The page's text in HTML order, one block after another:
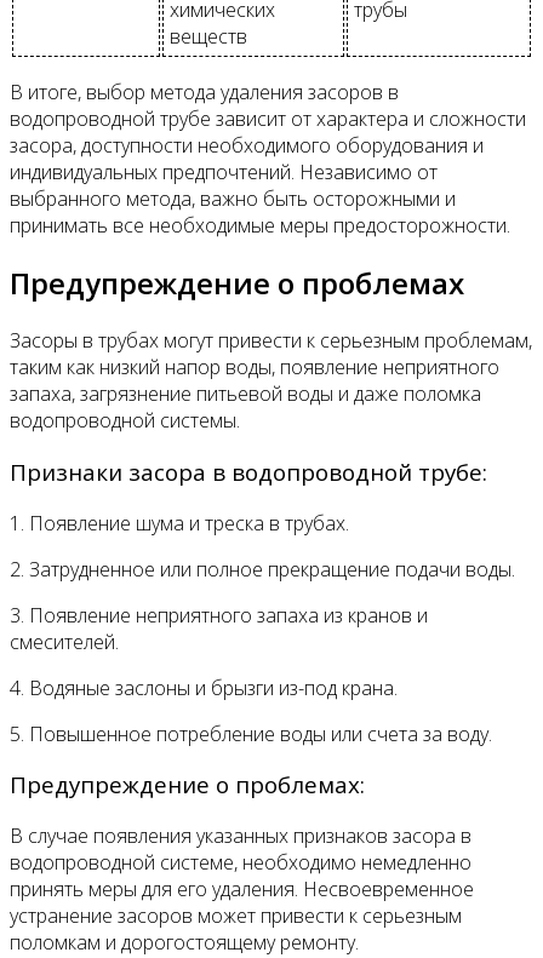
химических
веществ
трубы
В итоге, выбор метода удаления засоров в
водопроводной трубе зависит от характера и сложности
засора, доступности необходимого оборудования и
индивидуальных предпочтений. Независимо от
выбранного метода, важно быть осторожными и
принимать все необходимые меры предосторожности.
Предупреждение о проблемах
Засоры в трубах могут привести к серьезным проблемам,
таким как низкий напор воды, появление неприятного
запаха, загрязнение питьевой воды и даже поломка
водопроводной системы.
Признаки засора в водопроводной трубе:
1. Появление шума и треска в трубах.
2. Затрудненное или полное прекращение подачи воды.
3. Появление неприятного запаха из кранов и
смесителей.
4. Водяные заслоны и брызги из-под крана.
5. Повышенное потребление воды или счета за воду.
Предупреждение о проблемах:
В случае появления указанных признаков засора в
водопроводной системе, необходимо немедленно
принять меры для его удаления. Несвоевременное
устранение засоров может привести к серьезным
поломкам и дорогостоящему ремонту.